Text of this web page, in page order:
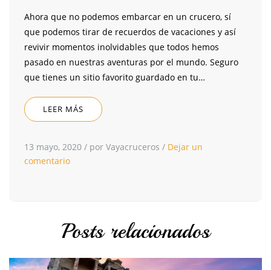
Ahora que no podemos embarcar en un crucero, sí
que podemos tirar de recuerdos de vacaciones y así
revivir momentos inolvidables que todos hemos
pasado en nuestras aventuras por el mundo. Seguro
que tienes un sitio favorito guardado en tu…
LEER MÁS
13 mayo, 2020 / por Vayacruceros / Dejar un
comentario
Posts relacionados